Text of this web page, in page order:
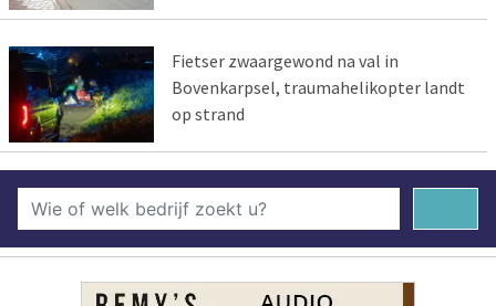
Fietser zwaargewond na val in
Bovenkarpsel, traumahelikopter landt
op strand